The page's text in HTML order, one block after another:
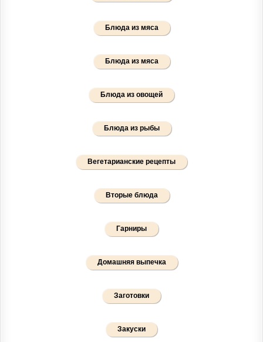
Блюда из мяса
Блюда из мяса
Блюда из овощей
Блюда из рыбы
Вегетарианские рецепты
Вторые блюда
Гарниры
Домашняя выпечка
Заготовки
Закуски